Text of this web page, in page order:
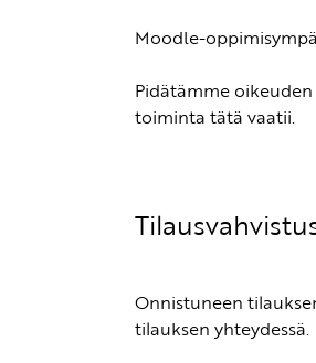
Moodle-
Pidätämme
toiminta tätä vaatii.
Onnistuneen
tilauksen yhteydessä.